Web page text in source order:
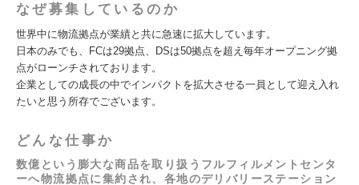
なぜ募集しているのか
世界中に物流拠点が業績と共に急速に拡大しています。
日本のみでも、FCは29拠点、DSは50拠点を超え毎年オープニング拠
点がローンチされております。
企業としての成長の中でインパクトを拡大させる一員として迎え入れ
たいと思う所存でございます。
どんな仕事か
数億という膨大な商品を取り扱うフルフィルメントセンタ
ーへ物流拠点に集約され、各地のデリバリーステーション